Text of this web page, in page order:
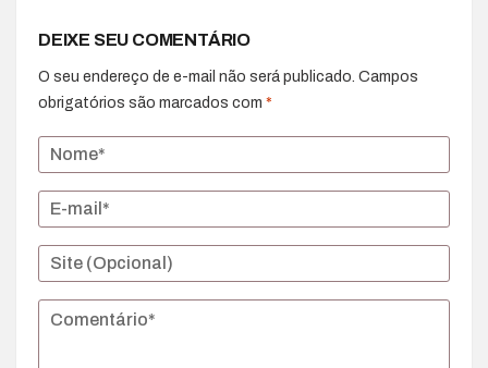
DEIXE SEU COMENTÁRIO
O seu endereço de e-mail não será publicado. Campos
obrigatórios são marcados com *